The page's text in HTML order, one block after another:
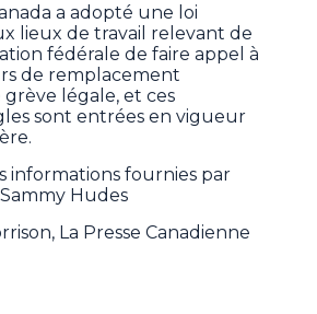
a adopté une loi
lieux de travail relevant de
fédérale de faire appel à
de remplacement
légale, et ces
sont entrées en vigueur
informations fournies par
Hudes
La Presse Canadienne